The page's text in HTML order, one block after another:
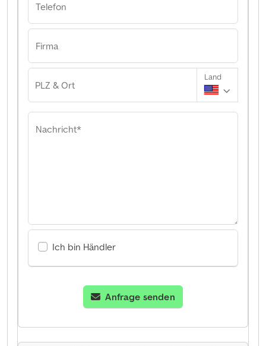
Telefon
Firma
PLZ & Ort
Land
Nachricht*
Ich bin Händler
Anfrage senden